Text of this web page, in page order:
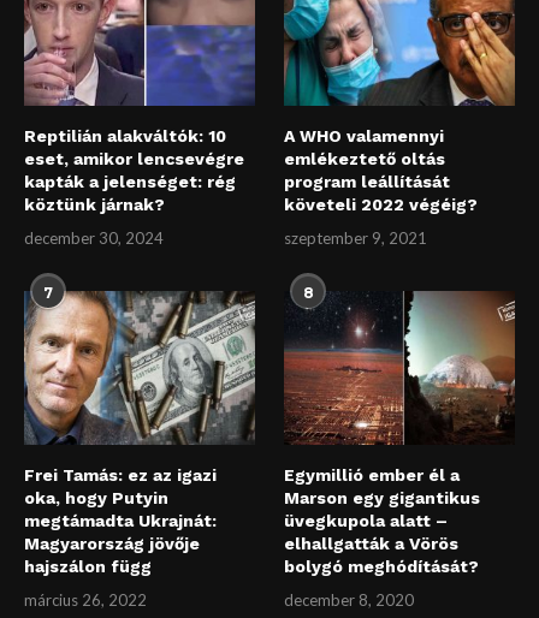
Reptilián alakváltók: 10
eset, amikor lencsevégre
kapták a jelenséget: rég
köztünk járnak?
december 30, 2024
A WHO valamennyi
emlékeztető oltás
program leállítását
követeli 2022 végéig?
szeptember 9, 2021
7
Frei Tamás: ez az igazi
oka, hogy Putyin
megtámadta Ukrajnát:
Magyarország jövője
hajszálon függ
március 26, 2022
8
Egymillió ember él a
Marson egy gigantikus
üvegkupola alatt –
elhallgatták a Vörös
bolygó meghódítását?
december 8, 2020